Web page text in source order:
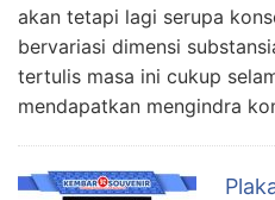
akan tetapi lagi serupa
bervariasi dimensi
tertulis masa ini cukup
mendapatkan mengindra